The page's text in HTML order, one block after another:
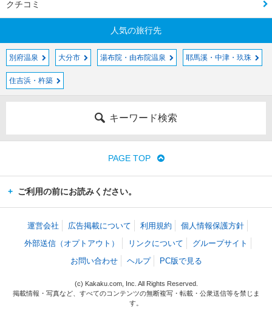
クチコミ
人気の旅行先
別府温泉 大分市 湯布院・由布院温泉 耶馬溪・中津・玖珠
住吉浜・杵築
キーワード検索
PAGE TOP
ご利用の前にお読みください。
運営会社 広告掲載について 利用規約
個人情報保護方針
外部送信（オプトアウト）
リンクについて
グループサイト
お問い合わせ
ヘルプ PC版で見る
(c) Kakaku.com, Inc. All Rights Reserved.
掲載情報・写真など、すべてのコンテンツの無断複写・転載・公衆送信等を禁じま
す。